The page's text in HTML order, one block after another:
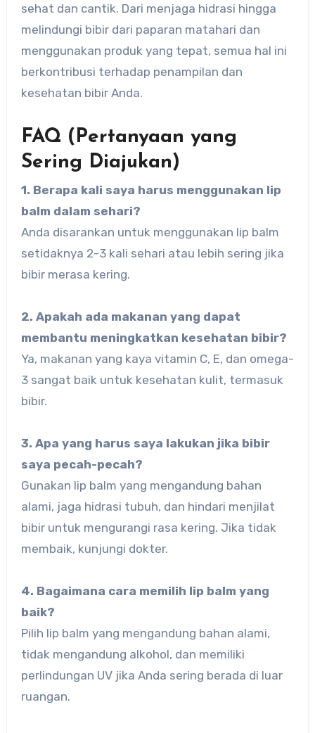
sehat dan cantik. Dari menjaga hidrasi hingga
melindungi bibir dari paparan matahari dan
menggunakan produk yang tepat, semua hal ini
berkontribusi terhadap penampilan dan
kesehatan bibir Anda.
FAQ (Pertanyaan yang
Sering Diajukan)
1. Berapa kali saya harus menggunakan lip
balm dalam sehari?
Anda disarankan untuk menggunakan lip balm
setidaknya 2-3 kali sehari atau lebih sering jika
bibir merasa kering.
2. Apakah ada makanan yang dapat
membantu meningkatkan kesehatan bibir?
Ya, makanan yang kaya vitamin C, E, dan omega-
3 sangat baik untuk kesehatan kulit, termasuk
bibir.
3. Apa yang harus saya lakukan jika bibir
saya pecah-pecah?
Gunakan lip balm yang mengandung bahan
alami, jaga hidrasi tubuh, dan hindari menjilat
bibir untuk mengurangi rasa kering. Jika tidak
membaik, kunjungi dokter.
4. Bagaimana cara memilih lip balm yang
baik?
Pilih lip balm yang mengandung bahan alami,
tidak mengandung alkohol, dan memiliki
perlindungan UV jika Anda sering berada di luar
ruangan.